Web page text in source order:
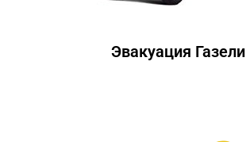
Эвакуация Газели